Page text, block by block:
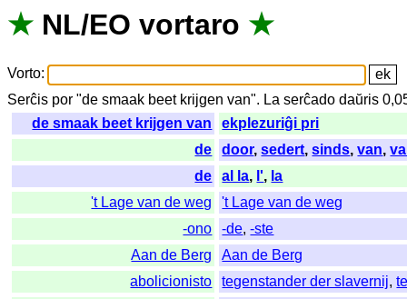
★ NL/EO vortaro ★
Vorto:
Serĉis por "de smaak beet krijgen van". La serĉado daŭris
de smaak beet krijgen van
ekplezuriĝi pri
de
door,sedert,sinds,van,
de
al la, l', la
't Lage van de weg
't Lage van de weg
-ono
-de,-ste
Aan de Berg
Aan de Berg
abolicionisto
tegenstander der slavernij,